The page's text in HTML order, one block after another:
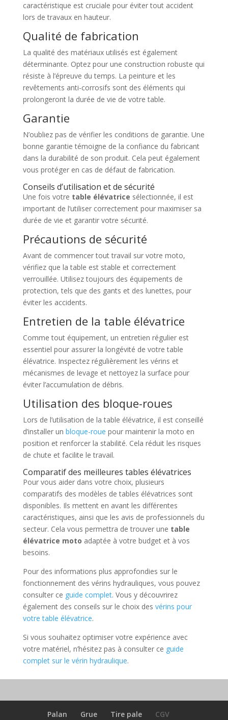
caractéristique est cruciale pour éviter tout accident
lors de travaux en hauteur.
Qualité de fabrication
La qualité des matériaux utilisés est également
déterminante. Optez pour une construction robuste qui
résiste à l’épreuve du temps. La peinture et les
revêtements anti-corrosifs sont des éléments qui
prolongeront la durée de vie de votre table.
Garantie
N’oubliez pas de vérifier les conditions de garantie. Une
bonne garantie témoigne de la confiance du fabricant
dans la durabilité de son produit. Cela peut également
vous protéger en cas de défaut de fabrication.
Conseils d’utilisation et de sécurité
Une fois votre table élévatrice sélectionnée, il est
important de l’utiliser correctement pour maximiser sa
durée de vie et garantir votre sécurité.
Précautions de sécurité
Avant de commencer tout travail sur votre moto,
vérifiez que la table est stable et correctement
verrouillée. Utilisez toujours des équipements de
protection, tels que des gants et des lunettes, pour
éviter les accidents.
Entretien de la table élévatrice
Comme tout équipement, un entretien régulier est
essentiel pour assurer la longévité de votre table
élévatrice. Inspectez régulièrement les vérins et
mécanismes de levage et nettoyez la surface pour
éviter l’accumulation de débris.
Utilisation des bloque-roues
Lors de l’utilisation de la table élévatrice, il est conseillé
d’installer un bloque-roue pour maintenir la moto en
position et renforcer la stabilité. Cela réduit les risques
de chute et facilite le travail.
Comparatif des meilleures tables élévatrices
Pour vous aider dans votre choix, plusieurs
comparatifs des modèles de tables élévatrices sont
disponibles. Ils mettent en avant les différentes
caractéristiques, ainsi que les avis de professionnels du
secteur. Cela vous permettra de trouver une table
élévatrice moto adaptée à votre budget et à vos
besoins.
Pour des informations plus approfondies sur le
fonctionnement des vérins hydrauliques, vous pouvez
consulter ce guide complet. Vous y découvrirez
également des conseils sur le choix des vérins pour
votre table élévatrice.
Si vous souhaitez optimiser votre expérience avec
votre matériel, n’hésitez pas à consulter ce guide
complet sur le vérin hydraulique.
Palan Grue Tire pale CGV